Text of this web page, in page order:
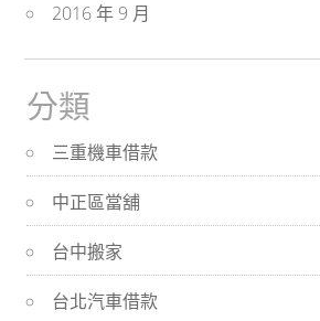
2016 年 9 月
分類
三重機車借款
中正區當舖
台中搬家
台北汽車借款